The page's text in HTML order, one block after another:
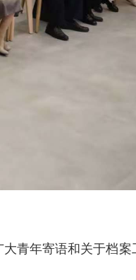
青年寄语和关于档